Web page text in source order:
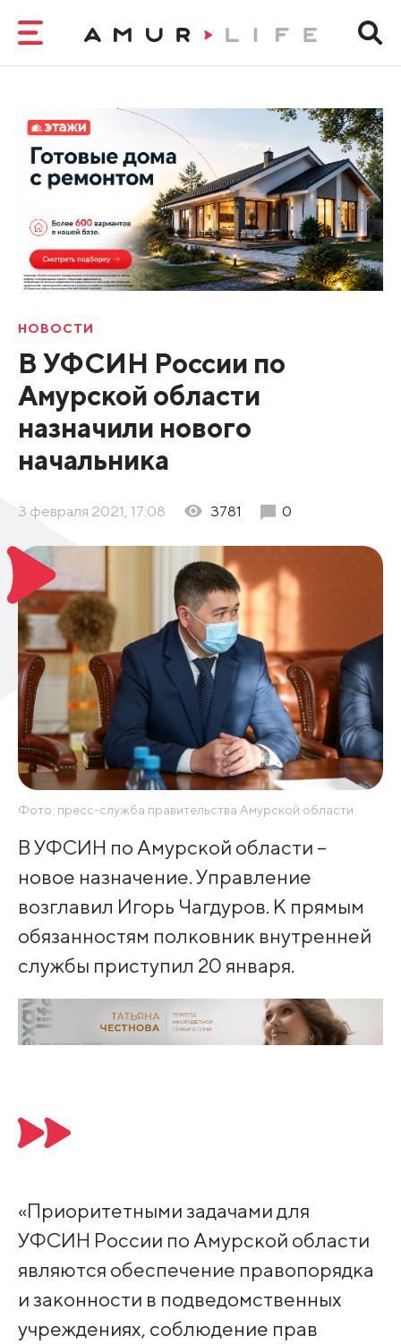
НОВОСТИ
В УФСИН России по
Амурской области
назначили нового
начальника
3 февраля 2021, 17:08 3781 0
Фото: пресс-служба правительства Амурской области
В УФСИН по Амурской области –
новое назначение. Управление
возглавил Игорь Чагдуров. К прямым
обязанностям полковник внутренней
службы приступил 20 января.
«Приоритетными задачами для
УФСИН России по Амурской области
являются обеспечение правопорядка
и законности в подведомственных
учреждениях, соблюдение прав